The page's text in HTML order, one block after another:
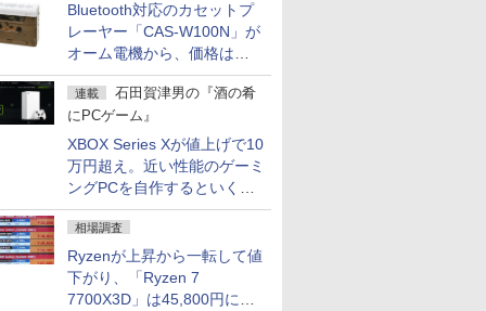
Bluetooth対応のカセットプ
レーヤー「CAS-W100N」が
オーム電機から、価格は
5,940円
連載
石田賀津男の『酒の肴
にPCゲーム』
XBOX Series Xが値上げで10
万円超え。近い性能のゲーミ
ングPCを自作するといくら
になる？
相場調査
Ryzenが上昇から一転して値
下がり、「Ryzen 7
7700X3D」は45,800円に急